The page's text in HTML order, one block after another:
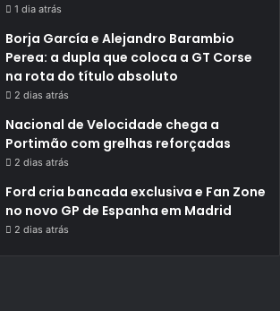
1 dia atrás
Borja García e Alejandro Barambio
Perea: a dupla que coloca a GT Corse
na rota do título absoluto
2 dias atrás
Nacional de Velocidade chega a
Portimão com grelhas reforçadas
2 dias atrás
Ford cria bancada exclusiva e Fan Zone
no novo GP de Espanha em Madrid
2 dias atrás